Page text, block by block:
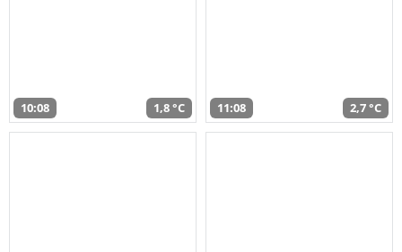
10:08 1,8 °C 11:08 2,7 °C